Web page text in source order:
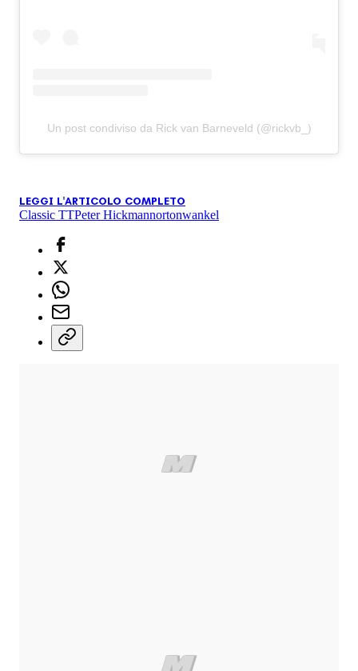
Un post condiviso da Rick van Barneveld (@rickvb_)
LEGGI L'ARTICOLO COMPLETO
Classic TTPeter Hickmannortonwankel